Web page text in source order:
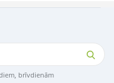
brīvdienām